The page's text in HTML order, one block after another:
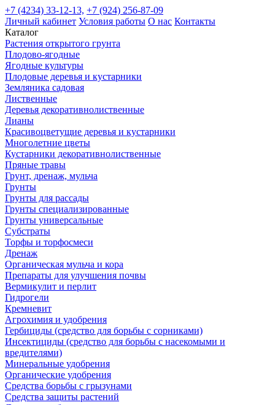
+7 (4234) 33-12-13, +7 (924) 256-87-09
Личный кабинет Условия работы О нас Контакты
Каталог
Растения открытого грунта
Плодово-ягодные
Ягодные культуры
Плодовые деревья и кустарники
Земляника садовая
Лиственные
Деревья декоративнолиственные
Лианы
Красивоцветущие деревья и кустарники
Многолетние цветы
Кустарники декоративнолиственные
Пряные травы
Грунт, дренаж, мульча
Грунты
Грунты для рассады
Грунты специализированные
Грунты универсальные
Субстраты
Торфы и торфосмеси
Дренаж
Органическая мульча и кора
Препараты для улучшения почвы
Вермикулит и перлит
Гидрогели
Кремневит
Агрохимия и удобрения
Гербициды (средство для борьбы с сорниками)
Инсектициды (средство для борьбы с насекомыми и
вредителями)
Минеральные удобрения
Органические удобрения
Средства борьбы с грызунами
Средства защиты растений